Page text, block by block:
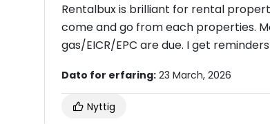
Rentalbux is brilliant for rental
come and go from each properties.
gas/EICR/EPC are due. I get
Dato for erfaring: 23 March, 2026
Nyttig